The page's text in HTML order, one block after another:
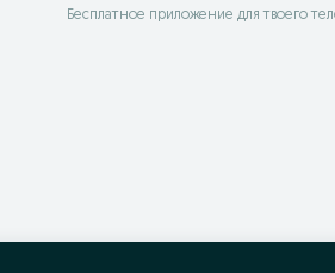
Бесплатное приложение для твоего